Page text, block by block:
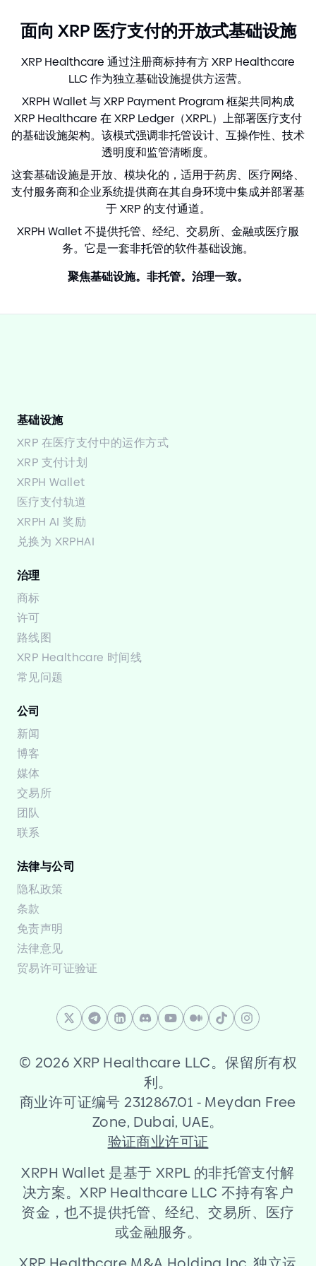
面向 XRP 医疗支付的开放式基础设施
XRP Healthcare 通过注册商标持有方 XRP Healthcare
LLC 作为独立基础设施提供方运营。
XRPH Wallet 与 XRP Payment Program 框架共同构成
XRP Healthcare 在 XRP Ledger（XRPL）上部署医疗支付
的基础设施架构。该模式强调非托管设计、互操作性、技术
透明度和监管清晰度。
这套基础设施是开放、模块化的，适用于药房、医疗网络、
支付服务商和企业系统提供商在其自身环境中集成并部署基
于 XRP 的支付通道。
XRPH Wallet 不提供托管、经纪、交易所、金融或医疗服
务。它是一套非托管的软件基础设施。
聚焦基础设施。非托管。治理一致。
基础设施
XRP 在医疗支付中的运作方式
XRP 支付计划
XRPH Wallet
医疗支付轨道
XRPH AI 奖励
兑换为 XRPHAI
治理
商标
许可
路线图
XRP Healthcare 时间线
常见问题
公司
新闻
博客
媒体
交易所
团队
联系
法律与公司
隐私政策
条款
免责声明
法律意见
贸易许可证验证
© 2026 XRP Healthcare LLC。保留所有权
利。
商业许可证编号 2312867.01 - Meydan Free
Zone, Dubai, UAE。
验证商业许可证
XRPH Wallet 是基于 XRPL 的非托管支付解
决方案。XRP Healthcare LLC 不持有客户
资金，也不提供托管、经纪、交易所、医疗
或金融服务。